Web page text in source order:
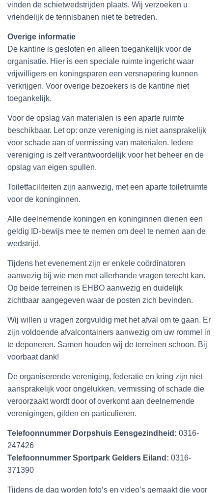
vinden de schietwedstrijden plaats. Wij verzoeken u
vriendelijk de tennisbanen niet te betreden.
Overige informatie
De kantine is gesloten en alleen toegankelijk voor de
organisatie. Hier is een speciale ruimte ingericht waar
vrijwilligers en koningsparen een versnapering kunnen
verkrijgen. Voor overige bezoekers is de kantine niet
toegankelijk.
Voor de opslag van materialen is een aparte ruimte
beschikbaar. Let op: onze vereniging is niet aansprakelijk
voor schade aan of vermissing van materialen. Iedere
vereniging is zelf verantwoordelijk voor het beheer en de
opslag van eigen spullen.
Toiletfaciliteiten zijn aanwezig, met een aparte toiletruimte
voor de koninginnen.
Alle deelnemende koningen en koninginnen dienen een
geldig ID-bewijs mee te nemen om deel te nemen aan de
wedstrijd.
Tijdens het evenement zijn er enkele coördinatoren
aanwezig bij wie men met allerhande vragen terecht kan.
Op beide terreinen is EHBO aanwezig en duidelijk
zichtbaar aangegeven waar de posten zich bevinden.
Wij willen u vragen zorgvuldig met het afval om te gaan. Er
zijn voldoende afvalcontainers aanwezig om uw rommel in
te deponeren. Samen houden wij de terreinen schoon. Bij
voorbaat dank!
De organiserende vereniging, federatie en kring zijn niet
aansprakelijk voor ongelukken, vermissing of schade die
veroorzaakt wordt door of overkomt aan deelnemende
verenigingen, gilden en particulieren.
Telefoonnummer Dorpshuis Eensgezindheid: 0316-
247426
Telefoonnummer Sportpark Gelders Eiland: 0316-
371390
Tijdens de dag worden foto’s en video’s gemaakt die voor